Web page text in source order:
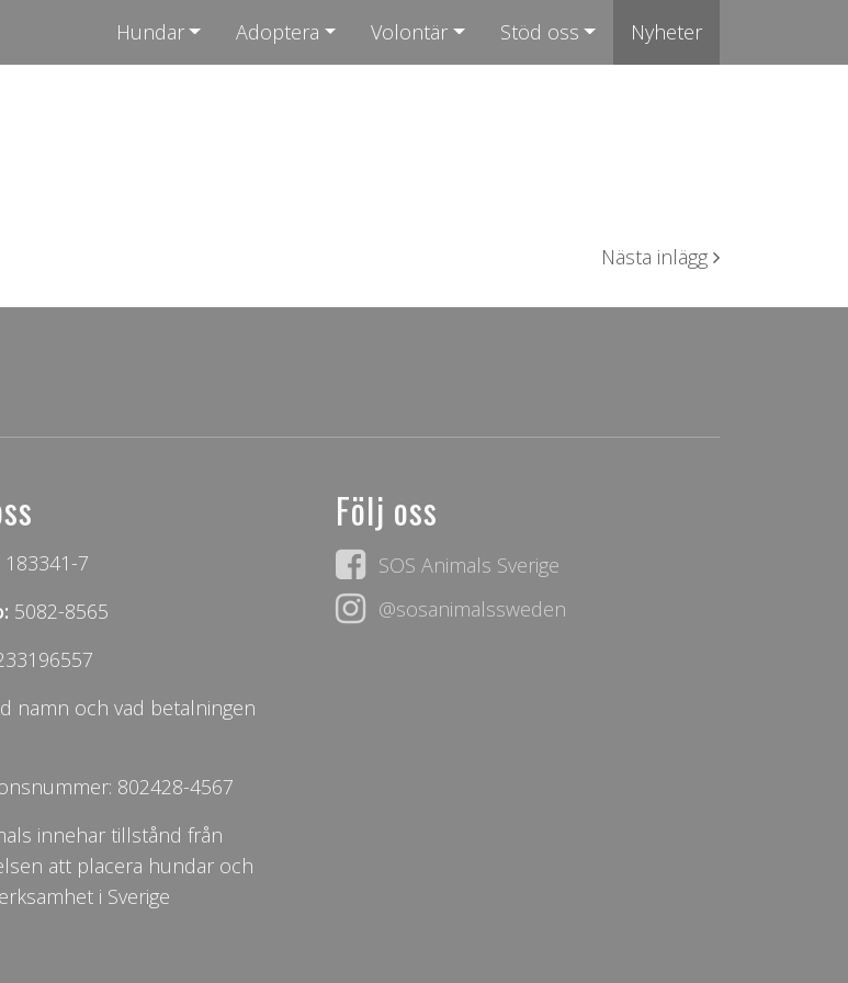
Hundar Adoptera Volontär Stöd oss Nyheter
Nästa inlägg
183341-7
5082-8565
namn och vad betalningen
802428-4567
innehar tillstånd från
att placera hundar och
i Sverige
Följ oss
SOS Animals Sverige
@sosanimalssweden